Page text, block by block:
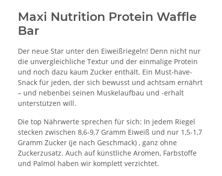
Maxi Nutrition Protein Waffle
Bar
Der neue Star unter den Eiweißriegeln! Denn nicht nur
die unvergleichliche Textur und der einmalige Protein
und noch dazu kaum Zucker enthält. Ein Must-have-
Snack für jeden, der sich bewusst und achtsam ernährt
– und nebenbei seinen Muskelaufbau und -erhalt
unterstützen will.
Die top Nährwerte sprechen für sich: In jedem Riegel
stecken zwischen 8,6-9,7 Gramm Eiweiß und nur 1,5-1,7
Gramm Zucker (je nach Geschmack) , ganz ohne
Zuckerzusatz. Auch auf künstliche Aromen, Farbstoffe
und Palmöl haben wir komplett verzichtet.